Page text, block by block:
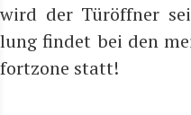
wird der Tür­öff­ner
lung fin­det bei den
fort­zo­ne statt!